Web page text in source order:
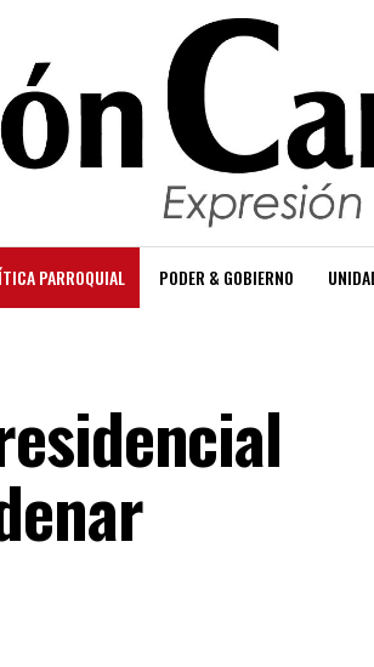
PARROQUIAL PODER & GOBIERNO